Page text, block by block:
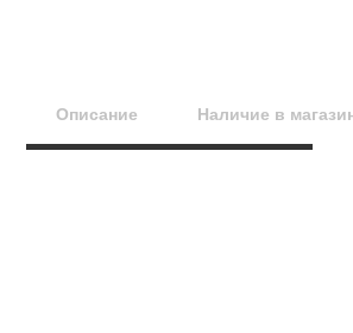
Описание Наличие в